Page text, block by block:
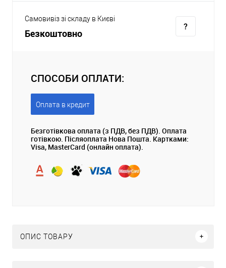
Самовивіз зі складу в Києві
Безкоштовно
СПОСОБИ ОПЛАТИ:
Оплата в кредит
Безготівкова оплата (з ПДВ, без ПДВ). Оплата
готівкою. Післяоплата Нова Пошта. Картками:
Visa, MasterCard (онлайн оплата).
ОПИС ТОВАРУ